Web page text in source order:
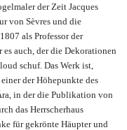
der Zeit Jacques
von Sèvres und die
als Professor der
auch, der die Dekorationen
schuf. Das Werk ist,
der Höhepunkte des
in der die Publikation von
das Herrscherhaus
für gekrönte Häupter und